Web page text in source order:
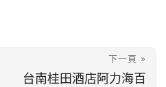
下一頁 »
台南桂田酒店阿力海百